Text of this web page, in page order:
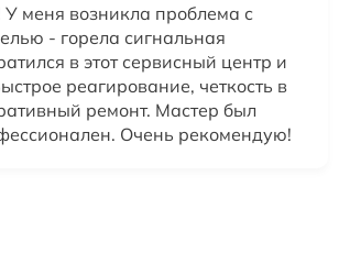
У меня возникла проблема с
- горела сигнальная
в этот сервисный центр и
реагирование, четкость в
ремонт. Мастер был
Очень рекомендую!